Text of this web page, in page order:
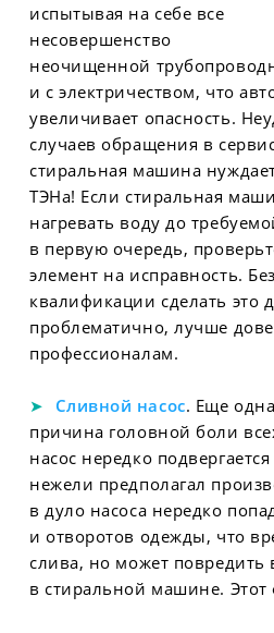
испытывая на себе все
несовершенство
неочищенной
и с электричеством, что
увеличивает опасность.
случаев обращения в
стиральная машина
ТЭНа! Если стиральная
нагревать воду до
в первую очередь,
элемент на исправность.
квалификации сделать это
проблематично, лучше
профессионалам.
Сливной насос. Еще
причина головной боли
насос нередко
нежели предполагал
в дуло насоса нередко
и отворотов одежды, что
слива, но может повредить
в стиральной машине. Этот